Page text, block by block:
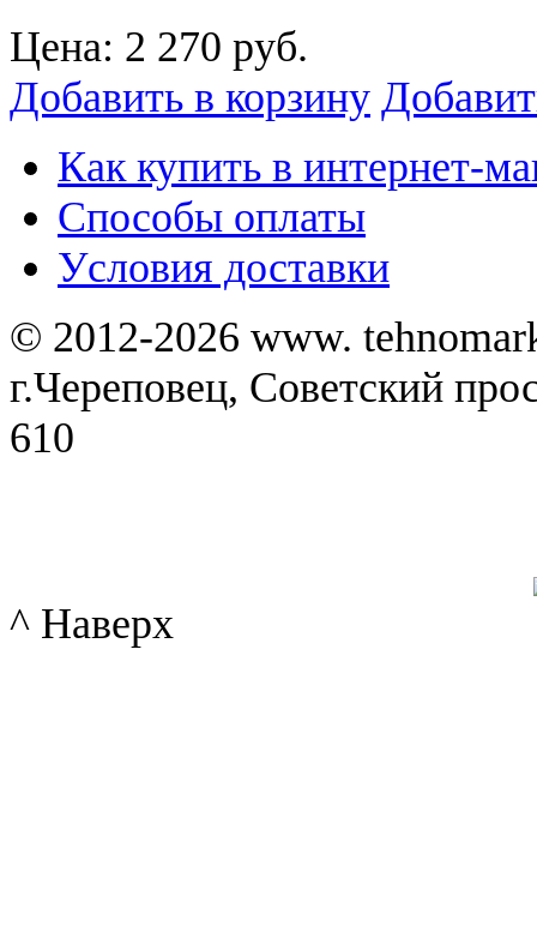
Цена: 2 270 руб.
Добавить в корзину
Как купить в интернет-
Способы оплаты
Уcловия доставки
© 2012-2026 www.
г.Череповец, Советский
610
^ Наверх